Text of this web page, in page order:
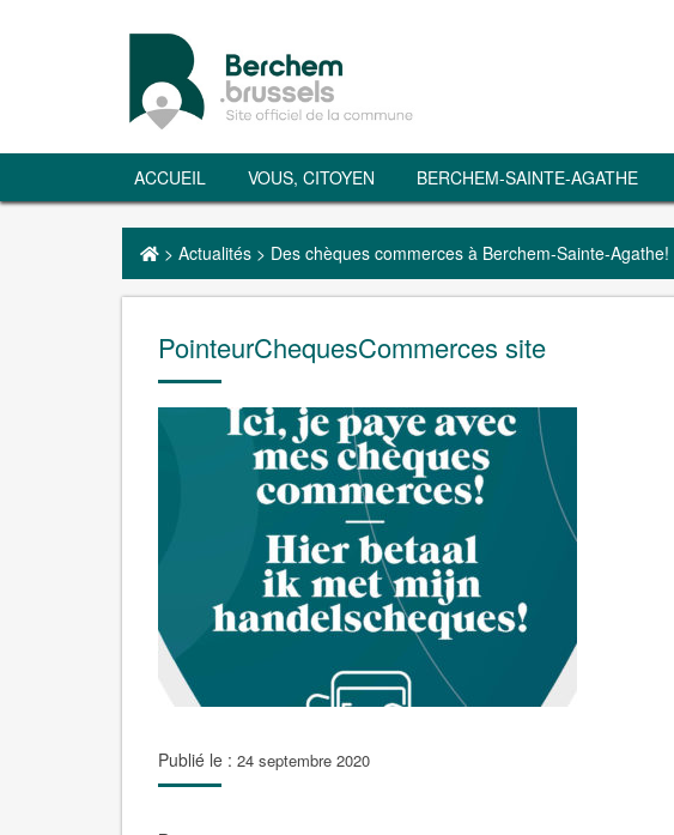
ACCUEIL VOUS, CITOYEN BERCHEM-SAINTE-AGATHE
> Actualités > Des chèques commerces à Berchem-Sainte-Agathe!
PointeurChequesCommerces site
Publié le : 24 septembre 2020